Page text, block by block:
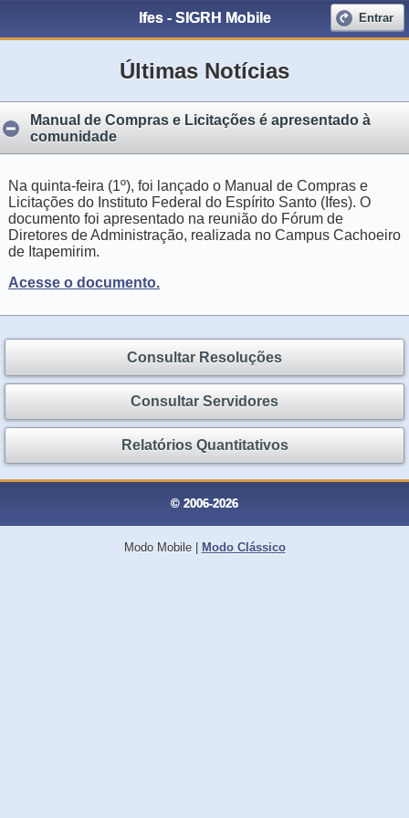
Ifes - SIGRH Mobile Entrar
Últimas Notícias
Manual de Compras e Licitações é apresentado à
comunidade
Na quinta-feira (1º), foi lançado o Manual de Compras e
Licitações do Instituto Federal do Espírito Santo (Ifes). O
documento foi apresentado na reunião do Fórum de
Diretores de Administração, realizada no Campus Cachoeiro
de Itapemirim.
Acesse o documento.
Consultar Resoluções
Consultar Servidores
Relatórios Quantitativos
© 2006-2026
Modo Mobile| Modo Clássico